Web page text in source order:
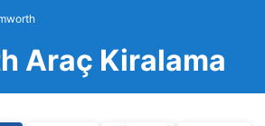
Araç Kiralama